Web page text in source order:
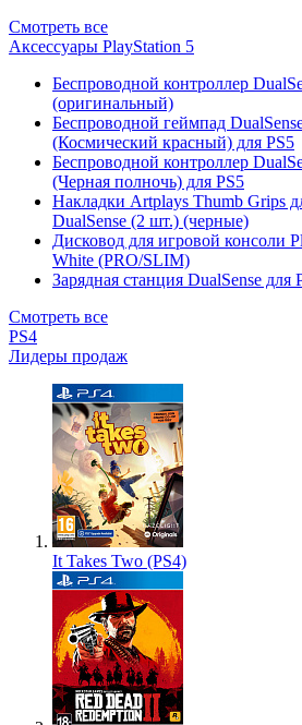
Смотреть все
Аксессуары PlayStation 5
Беспроводной контроллер
(оригинальный)
Беспроводной геймпад
(Космический красный) для PS5
Беспроводной контроллер
(Черная полночь) для PS5
Накладки Artplays Thumb Grips
DualSense (2 шт.) (черные)
Дисковод для игровой консоли
White (PRO/SLIM)
Зарядная станция DualSense для
Смотреть все
PS4
Лидеры продаж
It Takes Two (PS4)